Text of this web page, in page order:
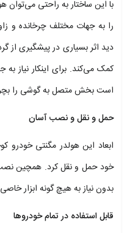
را به جهات مختلف چرخانده و
دید اثر بسیاری در پیشگیری از
کمک می‌کند. برای اینکار نیاز به
است بخش متصل به گوشی را
حمل و نقل و نصب آسان
ابعاد این هولدر مگنتی خودرو
خود حمل و نقل کرد. همچین
بدون نیاز به هیچ گونه ابزار
قابل استفاده در تمام خودروها